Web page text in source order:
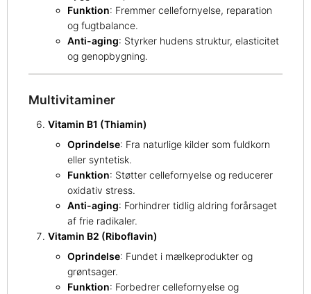
Funktion: Fremmer cellefornyelse, reparation
og fugtbalance.
Anti-aging: Styrker hudens struktur, elasticitet
og genopbygning.
Multivitaminer
Vitamin B1 (Thiamin)
Oprindelse: Fra naturlige kilder som fuldkorn
eller syntetisk.
Funktion: Støtter cellefornyelse og reducerer
oxidativ stress.
Anti-aging: Forhindrer tidlig aldring forårsaget
af frie radikaler.
Vitamin B2 (Riboflavin)
Oprindelse: Fundet i mælkeprodukter og
grøntsager.
Funktion: Forbedrer cellefornyelse og